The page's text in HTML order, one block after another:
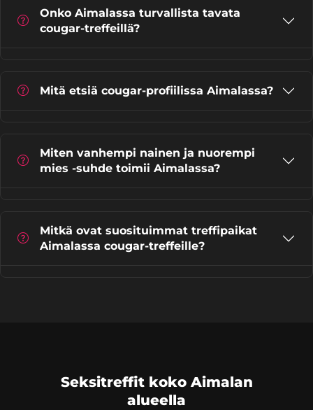
Onko Aimalassa turvallista tavata
cougar-treffeillä?
Mitä etsiä cougar-profiilissa Aimalassa?
Miten vanhempi nainen ja nuorempi
mies -suhde toimii Aimalassa?
Mitkä ovat suosituimmat treffipaikat
Aimalassa cougar-treffeille?
Seksitreffit koko Aimalan
alueella